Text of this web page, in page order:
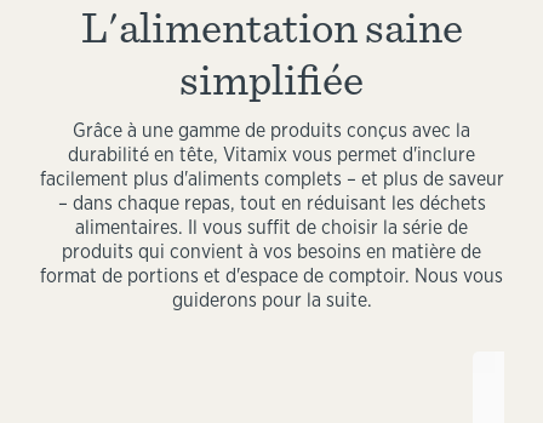
L'alimentation saine
simplifiée
Grâce à une gamme de produits conçus avec la
durabilité en tête, Vitamix vous permet d'inclure
facilement plus d'aliments complets – et plus de saveur
– dans chaque repas, tout en réduisant les déchets
alimentaires. Il vous suffit de choisir la série de
produits qui convient à vos besoins en matière de
format de portions et d'espace de comptoir. Nous vous
guiderons pour la suite.